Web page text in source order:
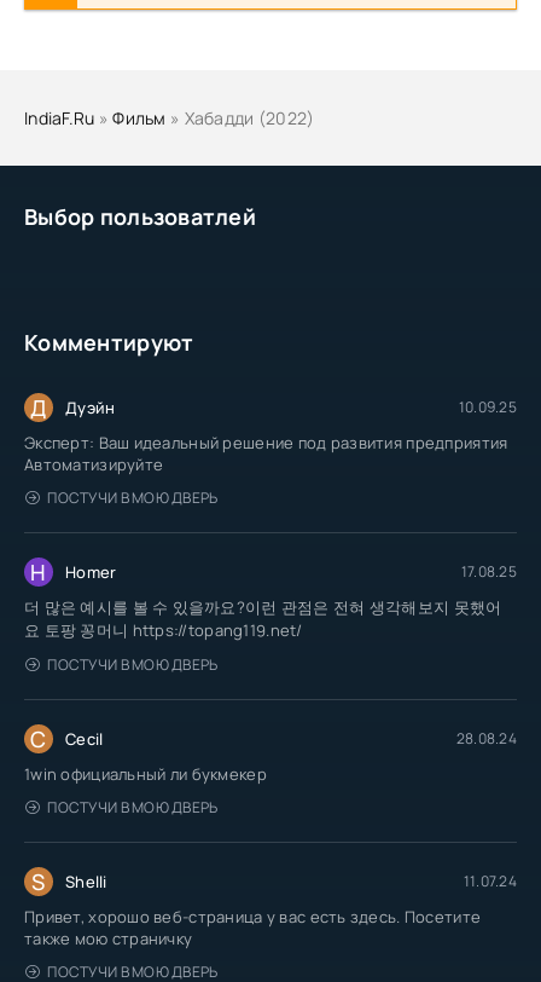
Выбор пользоватлей
Комментируют
Д Дуэйн 10.09.25
Эксперт: Ваш идеальный решение под развития предприятия
Автоматизируйте
ПОСТУЧИ В МОЮ ДВЕРЬ
H Homer 17.08.25
더 많은 예시를 볼 수 있을까요?이런 관점은 전혀 생각해보지 못했어
요 토팡 꽁머니 https://topang119.net/
ПОСТУЧИ В МОЮ ДВЕРЬ
C Cecil 28.08.24
1win официальный ли букмекер
ПОСТУЧИ В МОЮ ДВЕРЬ
S Shelli 11.07.24
Привет, хорошо веб-страница у вас есть здесь. Посетите
также мою страничку
ПОСТУЧИ В МОЮ ДВЕРЬ
IndiaF.Ru »Фильм » Хабадди (2022)